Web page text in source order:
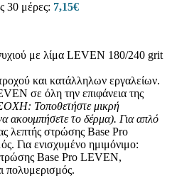
30 μέρες: 7,15€
με λίμα LEVEN 180/240 grit
και κατάλληλων εργαλείων.
σε όλη την επιφάνεια της
Τοποθετήστε μικρή
ακουμπήσετε το δέρμα). Για απλό
λεπτής στρώσης Base Pro
Για ενισχυμένο ημιμόνιμο:
Base Pro LEVEN,
πολυμερισμός.